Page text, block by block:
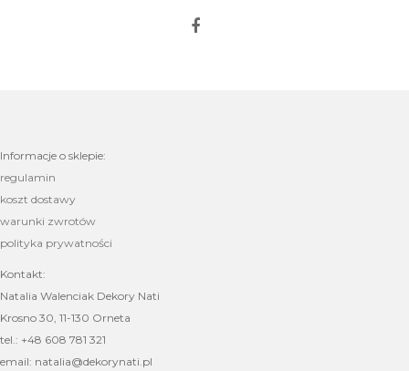
Informacje o sklepie:
regulamin
koszt dostawy
warunki zwrotów
polityka prywatności
Kontakt:
Natalia Walenciak Dekory Nati
Krosno 30, 11-130 Orneta
tel.: +48 608 781 321
email: natalia@dekorynati.pl